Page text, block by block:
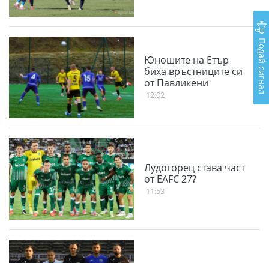
Юношите на Етър
биха връстниците си
от Павликени
12:02
Лудогорец става част
от EAFC 27?
11:53
Подай сигнал